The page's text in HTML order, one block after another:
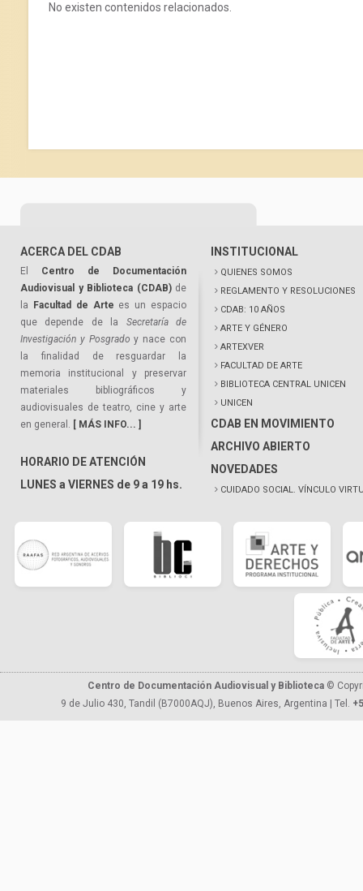
No existen contenidos relacionados.
ACERCA DEL CDAB
El Centro de Documentación
Audiovisual y Biblioteca (CDAB)de
la
Facultad de Arte es un espacio
que depende de la Secretaría de
Investigación y Posgrado y nace con
la finalidad de resguardar la
memoria institucional y preservar
materiales bibliográficos y
audiovisuales de teatro, cine y arte
en general. [ MÁS INFO... ]
HORARIO DE ATENCIÓN
LUNES a VIERNES de 9 a 19 hs.
INSTITUCIONAL
QUIENES SOMOS
REGLAMENTO Y RESOLUCIONES
CDAB: 10 AÑOS
ARTE Y GÉNERO
ARTEXVER
FACULTAD DE ARTE
BIBLIOTECA CENTRAL UNICEN
UNICEN
CDAB EN MOVIMIENTO
ARCHIVO ABIERTO
NOVEDADES
CUIDADO SOCIAL. VÍNCULO
Centro de Documentación Audiovisual y Biblioteca ©
9 de Julio 430, Tandil (B7000AQJ), Buenos Aires, Argentina | Tel.